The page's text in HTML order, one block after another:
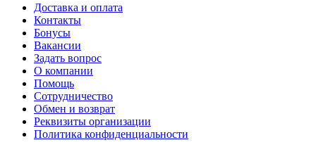
Доставка и оплата
Контакты
Бонусы
Вакансии
Задать вопрос
О компании
Помощь
Сотрудничество
Обмен и возврат
Реквизиты организации
Политика конфиденциальности